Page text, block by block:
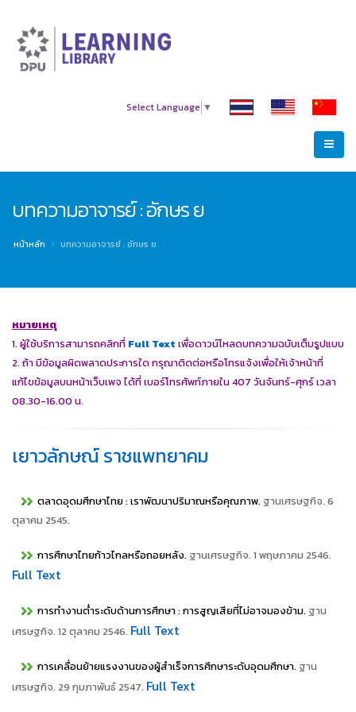
Select Language ▼
บทความอาจารย์ : อักษร ย
หน้าหลัก บทความอาจารย์ : อักษร ย
หมายเหตุ
1. ผู้ใช้บริการสามารถคลิกที่ Full Text เพื่อดาวน์โหลดบทความฉบับเต็มรูปแบบ
2. ถ้า มีข้อมูลผิดพลาดประการใด กรุณาติดต่อหรือโทรแจ้งเพื่อให้เจ้าหน้าที่
แก้ไขข้อมูลบนหน้าเว็บเพจ ได้ที่ เบอร์โทรศัพท์ภายใน 407 วันจันทร์-ศุกร์ เวลา
08.30-16.00 น.
เยาวลักษณ์ ราชแพทยาคม
ตลาดอุดมศึกษาไทย : เราพัฒนาปริมาณหรือคุณภาพ. ฐานเศรษฐกิจ. 6
ตุลาคม 2545.
การศึกษาไทยก้าวไกลหรือถอยหลัง. ฐานเศรษฐกิจ. 1 พฤษภาคม 2546.
Full Text
การทำงานต่ำระดับด้านการศึกษา : การสูญเสียที่ไม่อาจมองข้าม. ฐาน
เศรษฐกิจ. 12 ตุลาคม 2546. Full Text
การเคลื่อนย้ายแรงงานของผู้สำเร็จการศึกษาระดับอุดมศึกษา. ฐาน
เศรษฐกิจ. 29 กุมภาพันธ์ 2547. Full Text